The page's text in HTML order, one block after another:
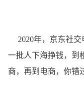
2020年，京东社交
一批人下海挣钱，到
商，再到电商，你错